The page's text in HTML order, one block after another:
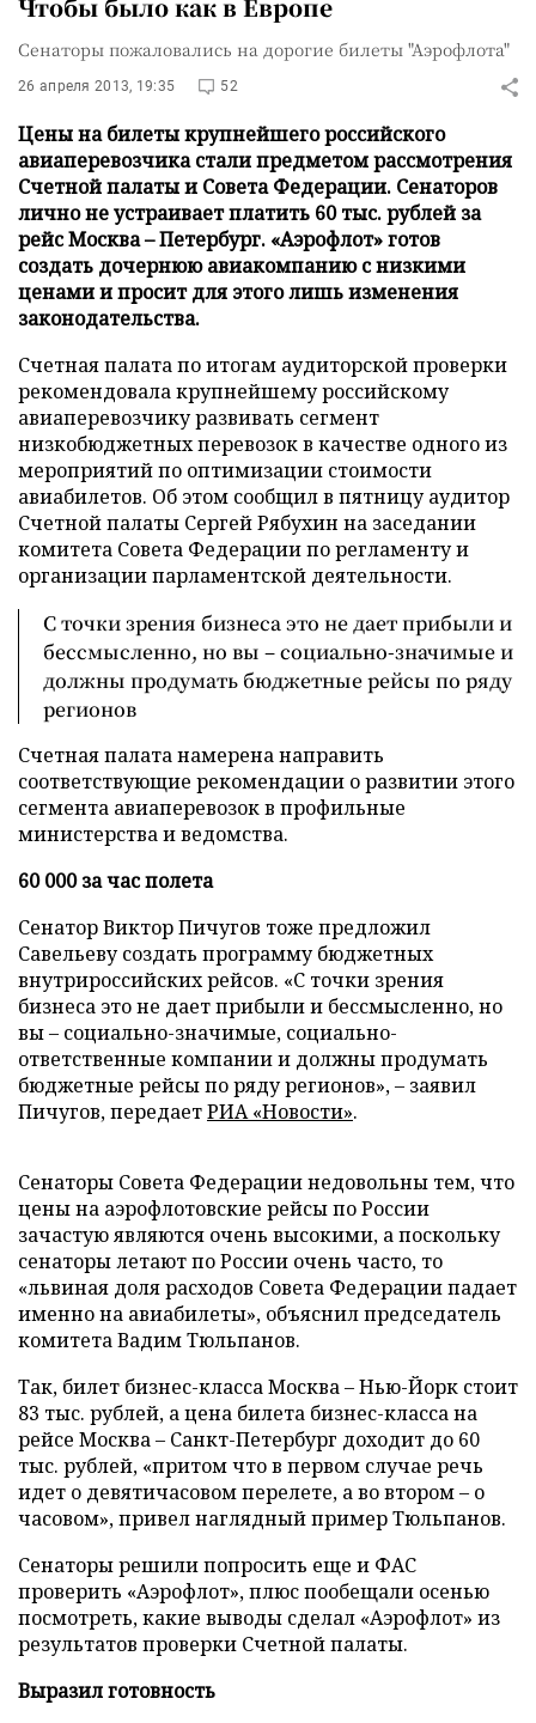
Чтобы было как в Европе
Сенаторы пожаловались на дорогие билеты "Аэрофлота"
26 апреля 2013, 19:35 52
Цены на билеты крупнейшего российского
авиаперевозчика стали предметом рассмотрения
Счетной палаты и Совета Федерации. Сенаторов
лично не устраивает платить 60 тыс. рублей за
рейс Москва – Петербург. «Аэрофлот» готов
создать дочернюю авиакомпанию с низкими
ценами и просит для этого лишь изменения
законодательства.
Счетная палата по итогам аудиторской проверки
рекомендовала крупнейшему российскому
авиаперевозчику развивать сегмент
низкобюджетных перевозок в качестве одного из
мероприятий по оптимизации стоимости
авиабилетов. Об этом сообщил в пятницу аудитор
Счетной палаты Сергей Рябухин на заседании
комитета Совета Федерации по регламенту и
организации парламентской деятельности.
С точки зрения бизнеса это не дает прибыли и
бессмысленно, но вы – социально-значимые и
должны продумать бюджетные рейсы по ряду
регионов
Счетная палата намерена направить
соответствующие рекомендации о развитии этого
сегмента авиаперевозок в профильные
министерства и ведомства.
60 000 за час полета
Сенатор Виктор Пичугов тоже предложил
Савельеву создать программу бюджетных
внутрироссийских рейсов. «С точки зрения
бизнеса это не дает прибыли и бессмысленно, но
вы – социально-значимые, социально-
ответственные компании и должны продумать
бюджетные рейсы по ряду регионов», – заявил
Пичугов, передаетРИА «Новости».
Сенаторы Совета Федерации недовольны тем, что
цены на аэрофлотовские рейсы по России
зачастую являются очень высокими, а поскольку
сенаторы летают по России очень часто, то
«львиная доля расходов Совета Федерации падает
именно на авиабилеты», объяснил председатель
комитета Вадим Тюльпанов.
Так, билет бизнес-класса Москва – Нью-Йорк стоит
83 тыс. рублей, а цена билета бизнес-класса на
рейсе Москва – Санкт-Петербург доходит до 60
тыс. рублей, «притом что в первом случае речь
идет о девятичасовом перелете, а во втором – о
часовом», привел наглядный пример Тюльпанов.
Сенаторы решили попросить еще и ФАС
проверить «Аэрофлот», плюс пообещали осенью
посмотреть, какие выводы сделал «Аэрофлот» из
результатов проверки Счетной палаты.
Выразил готовность